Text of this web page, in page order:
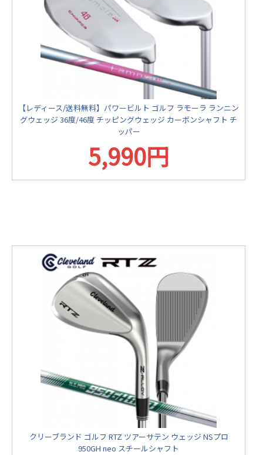
【レディース/送料無料】パワービルト ゴルフ ラモーラ ランニン
グウェッジ 36度/46度 チッピングウェッジ カーボンシャフト チ
ッパー
5,990円
クリーブランド ゴルフ RTZ ツアーサテン ウェッジ NSプロ
950GH neo スチールシャフト